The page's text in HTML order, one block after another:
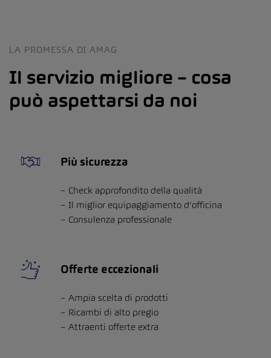
LA PROMESSA DI AMAG
Il servizio migliore – cosa
può aspettarsi da noi
Più sicurezza
Check approfondito della qualità
Il miglior equipaggiamento d’officina
Consulenza professionale
Offerte eccezionali
Ampia scelta di prodotti
Ricambi di alto pregio
Attraenti offerte extra